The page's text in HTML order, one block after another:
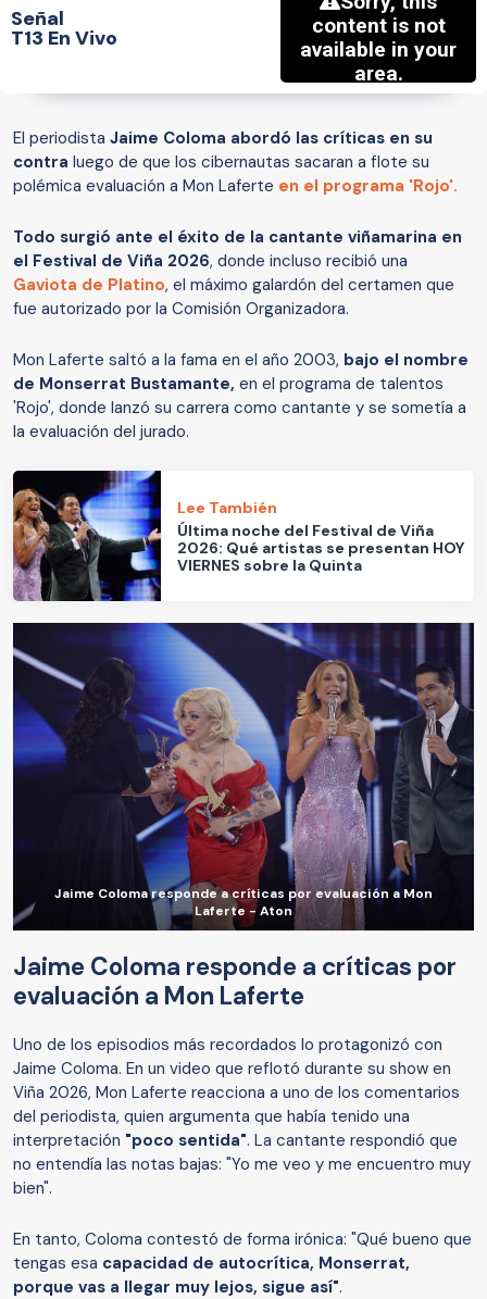
Señal
T13 En Vivo
El periodista Jaime Coloma abordó las críticas en su
contra luego de que los cibernautas sacaran a flote su
polémica evaluación a Mon Laferte en el programa 'Rojo'.
Todo surgió ante el éxito de la cantante viñamarina en
el Festival de Viña 2026, donde incluso recibió una
Gaviota de Platino, el máximo galardón del certamen que
fue autorizado por la Comisión Organizadora.
Mon Laferte saltó a la fama en el año 2003, bajo el nombre
de Monserrat Bustamante, en el programa de talentos
'Rojo', donde lanzó su carrera como cantante y se sometía a
la evaluación del jurado.
Lee También
Última noche del Festival de Viña
2026: Qué artistas se presentan HOY
VIERNES sobre la Quinta
Jaime Coloma responde a críticas por evaluación a Mon
Laferte - Aton
Jaime Coloma responde a críticas por
evaluación a Mon Laferte
Uno de los episodios más recordados lo protagonizó con
Jaime Coloma. En un video que reflotó durante su show en
Viña 2026, Mon Laferte reacciona a uno de los comentarios
del periodista, quien argumenta que había tenido una
interpretación "poco sentida". La cantante respondió que
no entendía las notas bajas: "Yo me veo y me encuentro muy
bien".
En tanto, Coloma contestó de forma irónica: "Qué bueno que
tengas esa capacidad de autocrítica, Monserrat,
porque vas a llegar muy lejos, sigue así".